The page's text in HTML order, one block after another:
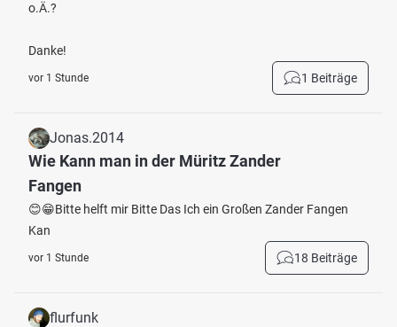
o.Ä.?
Danke!
vor 1 Stunde 1 Beiträge
Jonas.2014
Wie Kann man in der Müritz Zander
Fangen
😊😁Bitte helft mir Bitte Das Ich ein Großen Zander Fangen
Kan
vor 1 Stunde 18 Beiträge
flurfunk